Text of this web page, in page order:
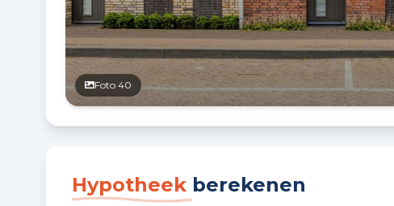
Foto 40
Hypotheek berekenen